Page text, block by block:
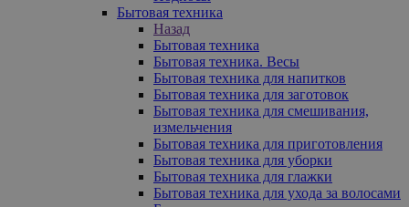
Бытовая техника
Назад
Бытовая техника
Бытовая техника. Весы
Бытовая техника для напитков
Бытовая техника для заготовок
Бытовая техника для смешивания,
измельчения
Бытовая техника для приготовления
Бытовая техника для уборки
Бытовая техника для глажки
Бытовая техника для ухода за волосами